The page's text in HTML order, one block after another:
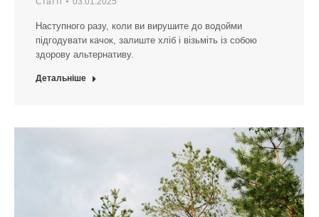
Наступного разу, коли ви вирушите до водойми
підгодувати качок, залиште хліб і візьміть із собою
здорову альтернативу.
Детальніше